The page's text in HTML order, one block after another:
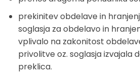
prekinitev obdelave in
soglasja za obdelavo in
vplivalo na zakonitost
privolitve oz. soglasja izvajala
preklica.